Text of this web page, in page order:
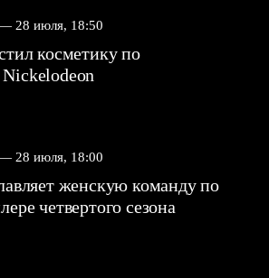
— 28 июля, 18:50
косметику по
— 28 июля, 18:00
женскую команду по
четвертого сезона